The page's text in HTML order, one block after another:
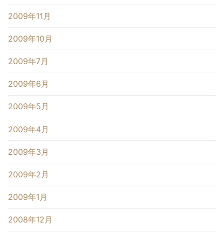
2009年11月
2009年10月
2009年7月
2009年6月
2009年5月
2009年4月
2009年3月
2009年2月
2009年1月
2008年12月